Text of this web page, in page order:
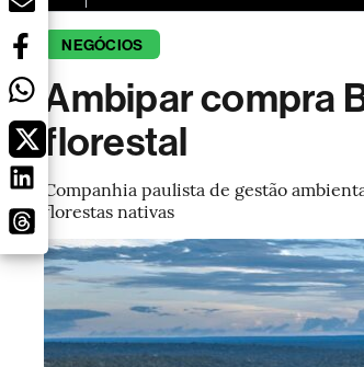
NEGÓCIOS
Ambipar compra
florestal
Companhia paulista de gestão
florestas nativas